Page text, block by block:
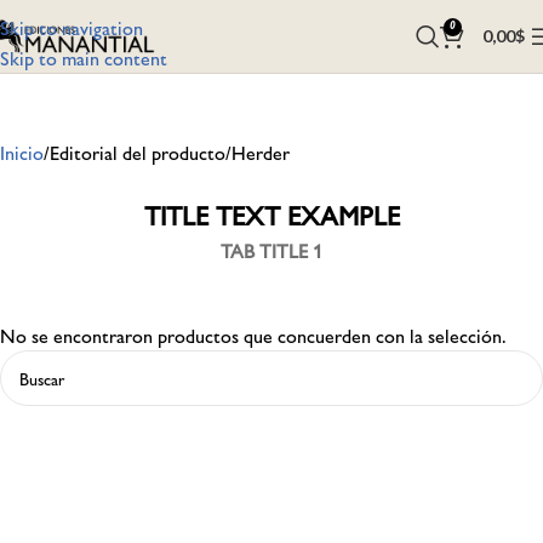
Skip to navigation
Skip to main content
0 0,00$
Inicio Editorial del producto Herder
TITLE TEXT EXAMPLE
TAB TITLE 1
No se encontraron productos que concuerden con la selección.